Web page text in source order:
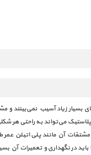
زیاد آسیب نمی‌بینند و
می‌تواند به راحتی هر
آن مانند پلی اتیلن عمر
در نگهداری و تعمیرات آن